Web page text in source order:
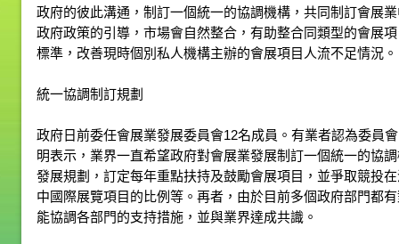
政府的彼此溝通，制訂一個統一的協調機構，共同制訂會展
政府政策的引導，市場會自然整合，有助整合同類型的會展
標準，改善現時個別私人機構主辦的會展項目人流不足情況。
統一協調制訂規劃
政府日前委任會展業發展委員會12名成員。有業者認為委員
明表示，業界一直希望政府對會展業發展制訂一個統一的協
發展規劃，訂定每年重點扶持及鼓勵會展項目，並爭取競投
中國際展覽項目的比例等。再者，由於目前多個政府部門都
能協調各部門的支持措施，並與業界達成共識。